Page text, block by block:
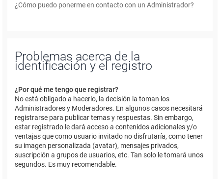
¿Cómo puedo ponerme en contacto con un Administrador?
Problemas acerca de la
identificación y el registro
¿Por qué me tengo que registrar?
No está obligado a hacerlo, la decisión la toman los
Administradores y Moderadores. En algunos casos necesitará
registrarse para publicar temas y respuestas. Sin embargo,
estar registrado le dará acceso a contenidos adicionales y/o
ventajas que como usuario invitado no disfrutaría, como tener
su imagen personalizada (avatar), mensajes privados,
suscripción a grupos de usuarios, etc. Tan solo le tomará unos
segundos. Es muy recomendable.